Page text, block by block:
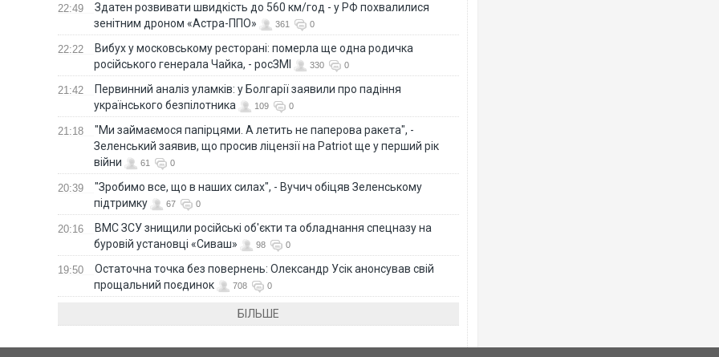
22:49
Здатен розвивати швидкість до 560 км/год - у РФ похвалилися
зенітним дроном «Астра-ППО»
361 0
22:22
Вибух у московському ресторані: померла ще одна родичка
російського генерала Чайка, - росЗМІ
330 0
21:42
Первинний аналіз уламків: у Болгарії заявили про падіння
українського безпілотника
109 0
21:18
"Ми займаємося папірцями. А летить не паперова ракета", -
Зеленський заявив, що просив ліцензії на Patriot ще у перший рік
війни
61 0
20:39
"Зробимо все, що в наших силах", - Вучич обіцяв Зеленському
підтримку
67 0
20:16
ВМС ЗСУ знищили російські об'єкти та обладнання спецназу на
буровій установці «Сиваш»
98 0
19:50
Остаточна точка без повернень: Олександр Усік анонсував свій
прощальний поєдинок
708 0
БІЛЬШЕ